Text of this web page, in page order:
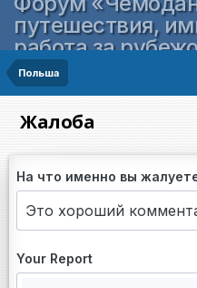
путешествия,
работа за
Польша
Жалоба
На что именно вы
Your Report